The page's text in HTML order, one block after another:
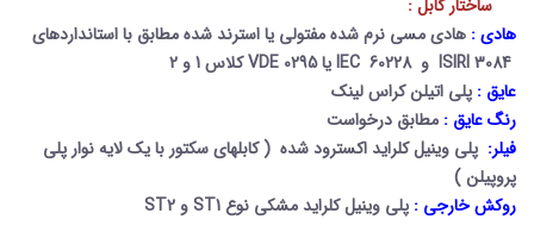
ساختار کابل :
هادی : هادی مسی نرم شده مفتولی یا استرند شده مطابق با استانداردهای
ISIRI 3084 و IEC 60228یاVDE 0295کلاس 1 و 2
عایق : پلی اتیلن کراس لینک
رنگ عایق : مطابق درخواست
فیلر: پلی وینیل کلراید اکسترود شده ( کابلهای سکتور با یک لایه نوار پلی
پروپیلن )
روکش خارجی : پلی وینیل کلراید مشکی نوعST1و ST2